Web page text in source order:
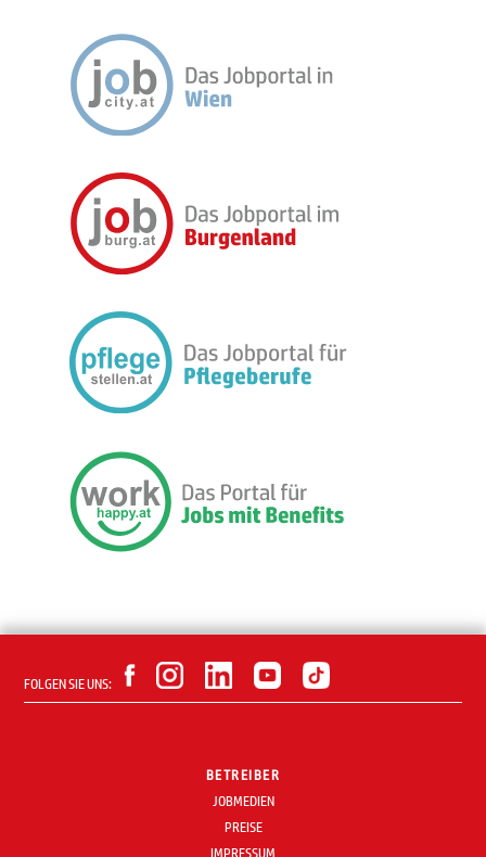
FOLGEN SIE UNS:
BETREIBER
JOBMEDIEN
PREISE
IMPRESSUM